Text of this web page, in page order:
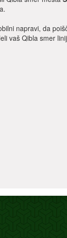
napravi, da
vaš Qibla smer